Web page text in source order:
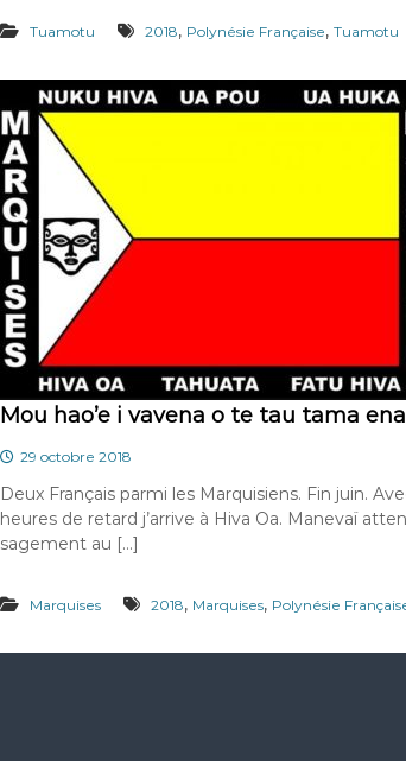
Tuamotu 2018, Polynésie Française, Tuamotu
Mou hao’e i vavena o te tau tama
29 octobre 2018
Deux Français parmi les Marquisiens. Fin juin.
heures de retard j’arrive à Hiva Oa. Manevaï
sagement au […]
Marquises 2018, Marquises, Polynésie